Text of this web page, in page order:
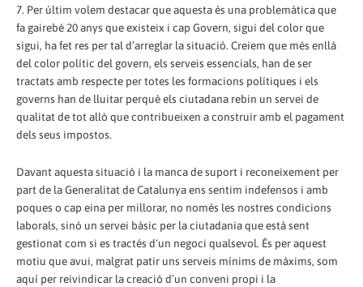
7. Per últim volem destacar que aquesta és una problemàtica que
fa gairebé 20 anys que existeix i cap Govern, sigui del color que
sigui, ha fet res per tal d’arreglar la situació. Creiem que més enllà
del color polític del govern, els serveis essencials, han de ser
tractats amb respecte per totes les formacions polítiques i els
governs han de lluitar perquè els ciutadana rebin un servei de
qualitat de tot allò que contribueixen a construir amb el pagament
dels seus impostos.
Davant aquesta situació i la manca de suport i reconeixement per
part de la Generalitat de Catalunya ens sentim indefensos i amb
poques o cap eina per millorar, no només les nostres condicions
laborals, sinó un servei bàsic per la ciutadania que està sent
gestionat com si es tractés d'un negoci qualsevol. És per aquest
motiu que avui, malgrat patir uns serveis mínims de màxims, som
aquí per reivindicar la creació d’un conveni propi i la